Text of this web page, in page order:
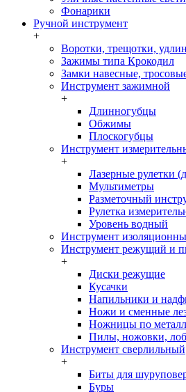
Фонарики
Ручной инструмент
+
Воротки, трещотки,
Зажимы типа Крокодил
Замки навесные,
Инструмент зажимной
+
Длинногубцы
Обжимы
Плоскогубцы
Инструмент
+
Лазерные рулетки
Мультиметры
Разметочный
Рулетка
Уровень водный
Инструмент
Инструмент режущий и
+
Диски режущие
Кусачки
Напильники и
Ножи и сменные
Ножницы по
Пилы, ножовки,
Инструмент сверлильный
+
Биты для
Буры